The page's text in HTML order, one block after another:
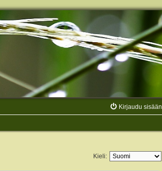
Kirjaudu sisään
Kieli: